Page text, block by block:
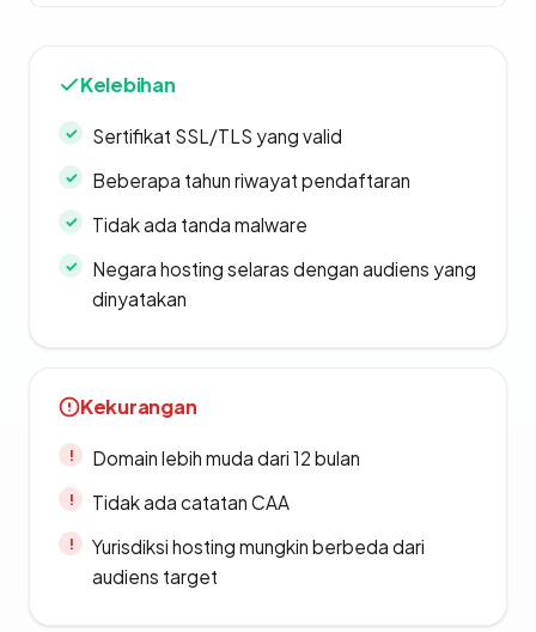
Kelebihan
Sertifikat SSL/TLS yang valid
Beberapa tahun riwayat pendaftaran
Tidak ada tanda malware
Negara hosting selaras dengan audiens yang
dinyatakan
Kekurangan
Domain lebih muda dari 12 bulan
Tidak ada catatan CAA
Yurisdiksi hosting mungkin berbeda dari
audiens target